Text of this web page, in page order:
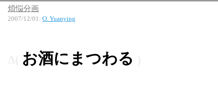
煩悩分画
2007/12/01: O. Yuanying
お酒にまつわる